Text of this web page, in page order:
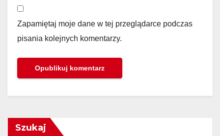
Zapamiętaj moje dane w tej przeglądarce podczas
pisania kolejnych komentarzy.
Szukaj